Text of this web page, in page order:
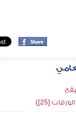
[25])